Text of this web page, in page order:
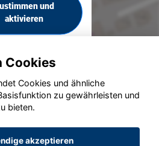
und
aktivieren
GmbH 2020 - 2026
Cookies
Cookies und ähnliche
zu gewährleisten und
bieten.
akzeptieren